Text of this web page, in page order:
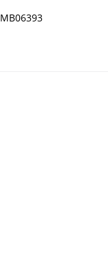
MB06393